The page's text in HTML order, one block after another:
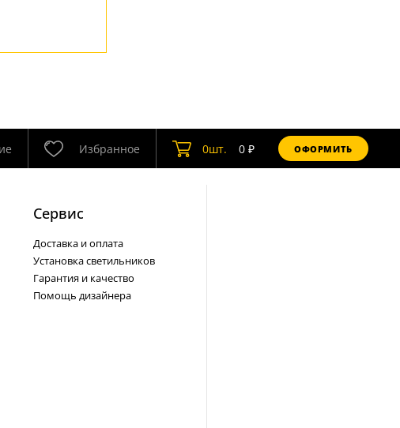
Избранное 0шт. 0₽ ОФОРМИТЬ
Сервис
Доставка и оплата
Установка светильников
Гарантия и качество
Помощь дизайнера